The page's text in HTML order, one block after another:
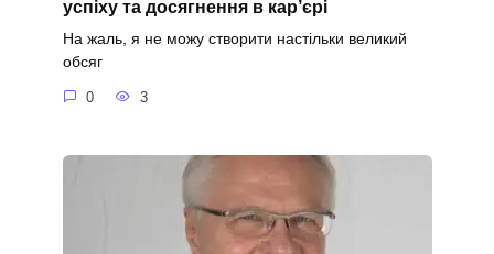
успіху та досягнення в кар’єрі
На жаль, я не можу створити настільки великий
обсяг
0 3